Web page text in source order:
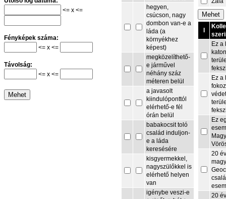
<= x <=
Fényképek száma:
<= x <=
Távolság:
<= x <=
hegyen,
csúcson, nagy
dombon van-e a
láda (a
környékhez
képest)
megközelíthető-
e járművel
néhány száz
méteren belül
a javasolt
kiindulóponttól
elérhető-e fél
órán belül
babakocsit toló
család induljon-
e a láda
keresésére
kisgyermekkel,
nagyszülőkkel is
elérhető helyen
van
igénybe veszi-e
Ez a
Ez a
Ez
20
20